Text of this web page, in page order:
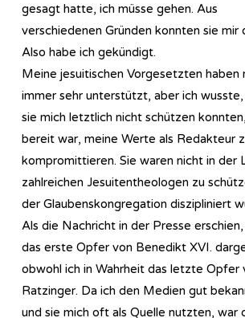
gesagt hatte, ich müsse gehen. Aus
verschiedenen Gründen konnten sie mir
Also habe ich gekündigt.
Meine jesuitischen Vorgesetzten haben
immer sehr unterstützt, aber ich wusste,
sie mich letztlich nicht schützen
bereit war, meine Werte als Redakteur
kompromittieren. Sie waren nicht in der
zahlreichen Jesuitentheologen zu
der Glaubenskongregation diszipliniert
Als die Nachricht in der Presse
das erste Opfer von Benedikt XVI.
obwohl ich in Wahrheit das letzte Opfer
Ratzinger. Da ich den Medien gut
und sie mich oft als Quelle nutzten, war